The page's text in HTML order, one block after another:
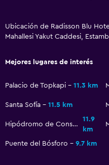
Gel de ducha
Acondicionador
Baño
Secador de pelo
Albornoz
Ubicación de Radisson Blu
Mahallesi Yakut Caddesi,
Mejores lugares de interés
Palacio de Topkapi 11.3 km
Santa Sofía
11.5 km
Hipódromo de Constantinopla
11.9
km
Puente del Bósforo
9.7 km